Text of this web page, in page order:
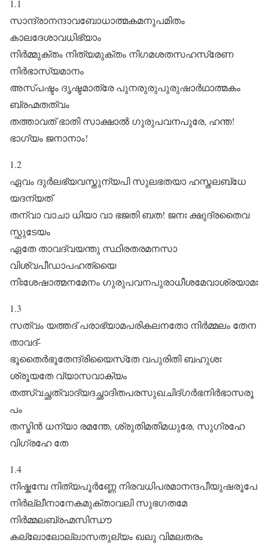
1.1
സാന്ദ്രാനന്ദാവബോധാത്മകമനുപമിതം
കാലദേശാവധിഭ്യാം
നിർമ്മുക്തം നിത്യമുക്തം നിഗമശതസഹസ്രേണ
നിർഭാസ്യമാനം
അസ്പഷ്ടം ദൃഷ്ടമാത്രേ പുനരുരുപുരുഷാർഥാത്മകം
ബ്രഹ്മതത്വം
തത്താവത് ഭാതി സാക്ഷാൽ ഗുരുപവനപുരേ, ഹന്ത!
ഭാഗ്യം ജനാനാം!
1.2
ഏവം ദുർലഭ്യവസ്തുന്യപി സുലഭതയാ ഹസ്തലബ്‌ധേ
യദന്യത്
തന്വാ വാചാ ധിയാ വാ ഭജതി ബത! ജനഃ ക്ഷുദ്രതൈവ
സ്ഫുടേയം
ഏതേ താവദ്വയന്തു സ്ഥിരതരമനസാ
വിശ്വപീഡാപഹത്യൈ
നിഃശേഷാത്മനമേനം ഗുരുപവനപുരാധീശമേവാശ്രയാമഃ
1.3
സത്വം യത്തദ് പരാഭ്യാമപരികലനതോ നിർമ്മലം തേന
താവദ്-
ഭൂതൈർഭൂതേന്ദ്രിയൈസ്‌തേ വപുരിതി ബഹുശഃ
ശ്രൂയതേ വ്യാസവാക്യം
തത്സ്വച്ഛത്വാദ്യദച്ഛാദിതപരസുഖചിദ്ഗർഭനിർഭാസരൂ
പം
തസ്മിൻ ധന്യാ രമന്തേ, ശ്രുതിമതിമധുരേ, സുഗ്രഹേ
വിഗ്രഹേ തേ
1.4
നിഷ്കമ്പേ നിത്യപൂർ‌ണ്ണേ നിരവധിപരമാനന്ദപീയുഷരൂപേ
നിർല്ലീനാനേകമുക്താവലി സുഭഗതമേ
നിർ‌മ്മലബ്രഹ്മസിന്ധൗ
കല്ലോലോല്ലാസതുല്യം ഖലു വിമലതരം